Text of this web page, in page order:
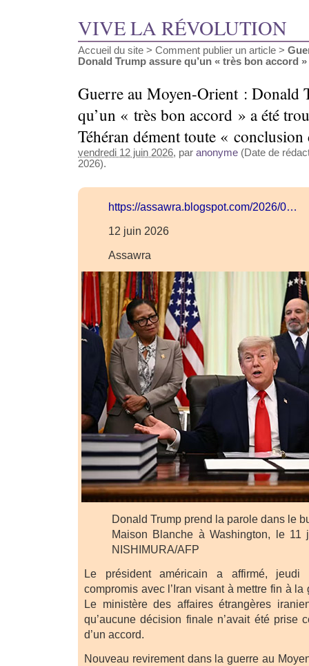
VIVE LA RÉVOLUTION
Accueil du site > Comment publier un article >
Donald Trump assure qu’un « très bon accord »
Guerre au Moyen-Orient : Donald
qu’un « très bon accord » a été
Téhéran dément toute «
vendredi 12 juin 2026, par anonyme (Date de
2026).
https://assawra.blogspot.com/2026/0…
12 juin 2026
Assawra
Donald Trump prend la parole dans le
Maison Blanche à Washington, le 11
NISHIMURA/AFP
Le président américain a affirmé, jeudi
compromis avec l’Iran visant à mettre fin à
Le ministère des affaires étrangères
qu’aucune décision finale n’avait été prise
d’un accord.
Nouveau revirement dans la guerre au